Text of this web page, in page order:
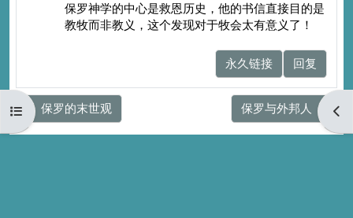
打开课程索引 打
保罗神学的中心是救恩历史，他的书信直接目的是
教牧而非教义，这个发现对于牧会太有意义了！
永久链接 回复
← 保罗的末世观 保罗与外邦人 →